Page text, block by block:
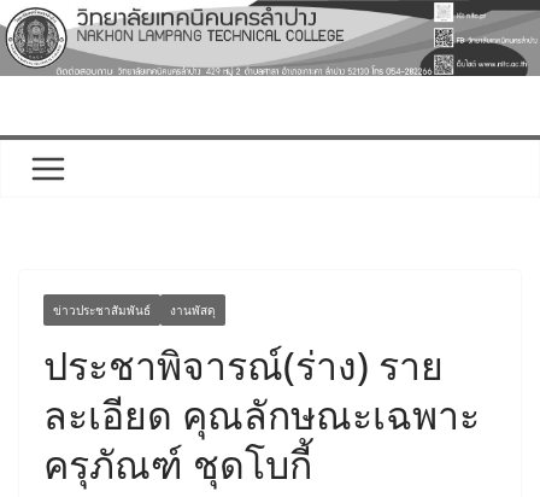
Skip
to
content
ข่าวประชาสัมพันธ์ งานพัสดุ
ประชาพิจารณ์(ร่าง) ราย
ละเอียด คุณลักษณะเฉพาะ
ครุภัณฑ์ ชุดโบกี้